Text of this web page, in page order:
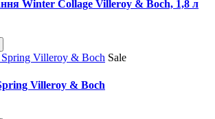
Winter Collage Villeroy & Boch, 1,8 л
Sale
Villeroy & Boch